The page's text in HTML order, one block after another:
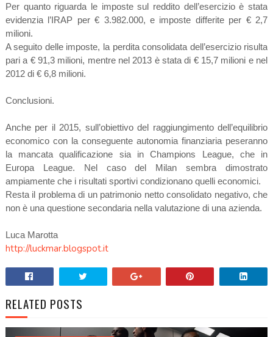
Per quanto riguarda le imposte sul reddito dell’esercizio è stata
evidenzia l’IRAP per € 3.982.000, e imposte differite per € 2,7
milioni.
A seguito delle imposte, la perdita consolidata dell’esercizio risulta
pari a € 91,3 milioni, mentre nel 2013 è stata di € 15,7 milioni e nel
2012 di € 6,8 milioni.
Conclusioni.
Anche per il 2015, sull’obiettivo del raggiungimento dell’equilibrio
economico con la conseguente autonomia finanziaria peseranno
la mancata qualificazione sia in Champions League, che in
Europa League. Nel caso del Milan sembra dimostrato
ampiamente che i risultati sportivi condizionano quelli economici.
Resta il problema di un patrimonio netto consolidato negativo, che
non è una questione secondaria nella valutazione di una azienda.
Luca Marotta
http://luckmar.blogspot.it
RELATED POSTS